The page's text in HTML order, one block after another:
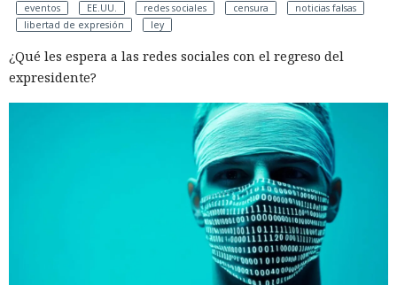
eventos EE.UU. redes sociales censura
noticias falsas
libertad de expresión
ley
¿Qué les espera a las redes sociales con el regreso del
expresidente?